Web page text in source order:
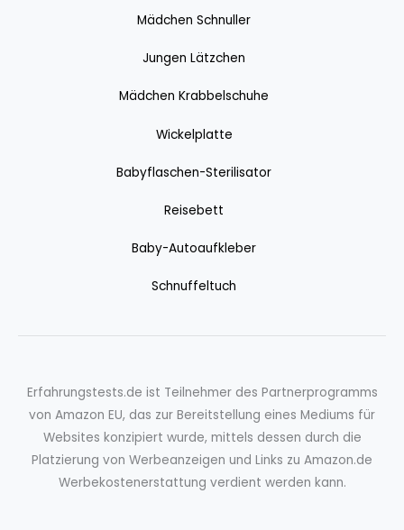
Mädchen Schnuller
Jungen Lätzchen
Mädchen Krabbelschuhe
Wickelplatte
Babyflaschen-Sterilisator
Reisebett
Baby-Autoaufkleber
Schnuffeltuch
Erfahrungstests.de ist Teilnehmer des Partnerprogramms
von Amazon EU, das zur Bereitstellung eines Mediums für
Websites konzipiert wurde, mittels dessen durch die
Platzierung von Werbeanzeigen und Links zu Amazon.de
Werbekostenerstattung verdient werden kann.